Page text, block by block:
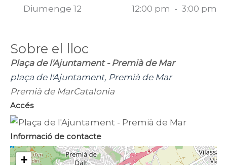
Diumenge 12 12:00 pm - 3:00 pm
Sobre el lloc
Plaça de l'Ajuntament - Premià de Mar
plaça de l'Ajuntament, Premià de Mar
Premià de MarCatalonia
Accés
Informació de contacte
+